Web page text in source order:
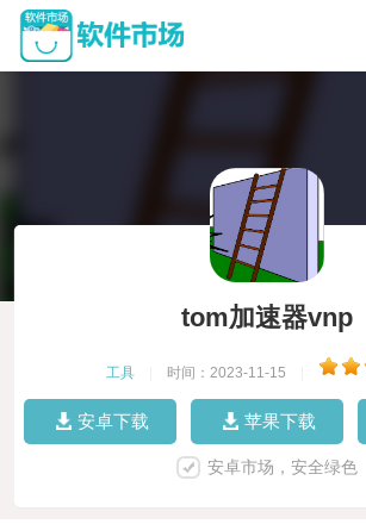
tom加速器vnp
工具 时间：2023-11-15
安卓下载 苹果下载
安卓市场，安全绿色